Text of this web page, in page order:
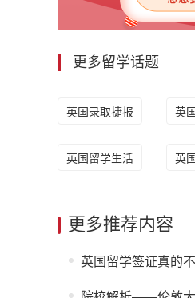
更多留学话题
英国录取捷报 英
英国留学生活 英
更多推荐内容
英国留学签证真的